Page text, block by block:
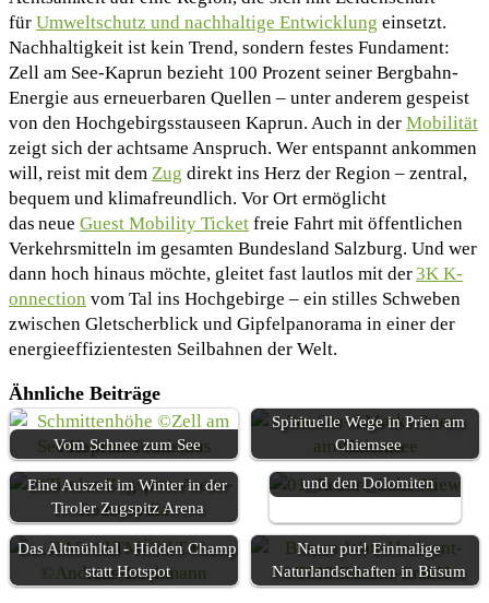
für Umweltschutz und nachhaltige Entwicklung einsetzt.
Nachhaltigkeit ist kein Trend, sondern festes Fundament:
Zell am See-Kaprun bezieht 100 Prozent seiner Bergbahn-
Energie aus erneuerbaren Quellen – unter anderem gespeist
von den Hochgebirgsstauseen Kaprun. Auch in der Mobilität
zeigt sich der achtsame Anspruch. Wer entspannt ankommen
will, reist mit dem Zug direkt ins Herz der Region – zentral,
bequem und klimafreundlich. Vor Ort ermöglicht
das neue Guest Mobility Ticket freie Fahrt mit öffentlichen
Verkehrsmitteln im gesamten Bundesland Salzburg. Und wer
dann hoch hinaus möchte, gleitet fast lautlos mit der3K K-
onnection vom Tal ins Hochgebirge – ein stilles Schweben
zwischen Gletscherblick und Gipfelpanorama in einer der
energieeffizientesten Seilbahnen der Welt.
Ähnliche Beiträge
Vom Schnee zum See
Spirituelle Wege in Prien am
Chiemsee
Eine Auszeit im Winter in der
Tiroler Zugspitz Arena
Herbstzauber am Gardasee
und den Dolomiten
Das Altmühltal - Hidden Champ
statt Hotspot
Natur pur! Einmalige
Naturlandschaften in Büsum